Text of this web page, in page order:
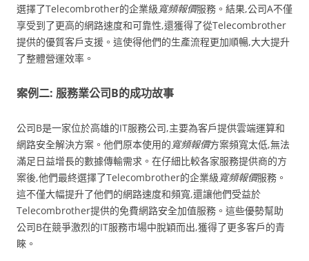
選擇了Telecombrother的企業級 寬頻報價服務。結果,公司A不僅
享受到了更高的網路速度和可靠性,還獲得了從Telecombrother
提供的優質客戶支援。這使得他們的生產流程更加順暢,大大提升
了整體營運效率。
案例二: 服務業公司B的成功故事
公司B是一家位於高雄的IT服務公司,主要為客戶提供雲端運算和
網路安全解決方案。他們原本使用的 寬頻報價方案頻寬太低,無法
滿足日益增長的數據傳輸需求。在仔細比較各家服務提供商的方
案後,他們最終選擇了Telecombrother的企業級 寬頻報價服務。
這不僅大幅提升了他們的網路速度和頻寬,還讓他們受益於
Telecombrother提供的免費網路安全加值服務。這些優勢幫助
公司B在競爭激烈的IT服務市場中脫穎而出,獲得了更多客戶的青
睞。